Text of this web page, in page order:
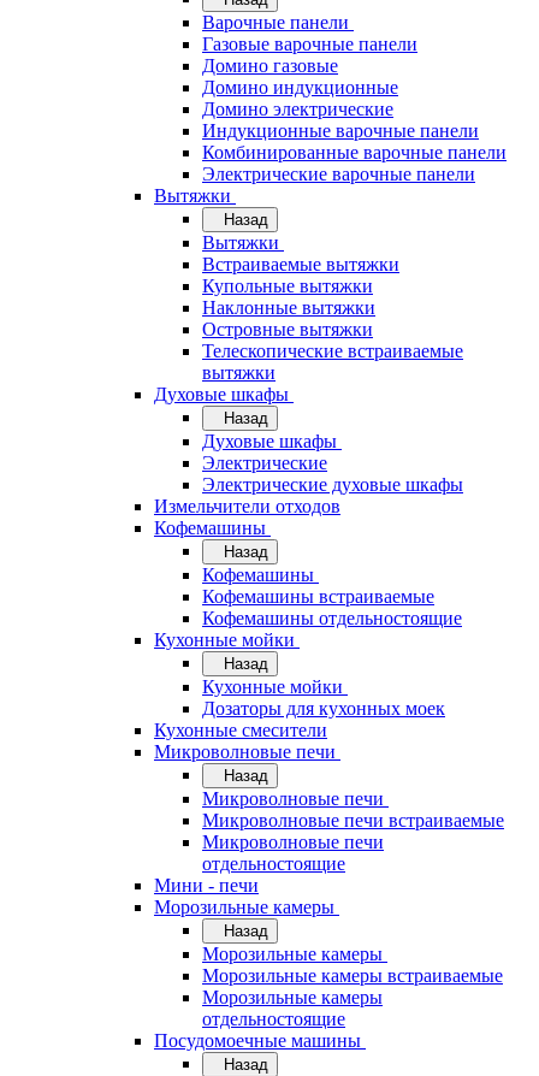
Варочные панели
Газовые варочные панели
Домино газовые
Домино индукционные
Домино электрические
Индукционные варочные панели
Комбинированные варочные панели
Электрические варочные панели
Вытяжки
Назад
Вытяжки
Встраиваемые вытяжки
Купольные вытяжки
Наклонные вытяжки
Островные вытяжки
Телескопические встраиваемые
вытяжки
Духовые шкафы
Назад
Духовые шкафы
Электрические
Электрические духовые шкафы
Измельчители отходов
Кофемашины
Назад
Кофемашины
Кофемашины встраиваемые
Кофемашины отдельностоящие
Кухонные мойки
Назад
Кухонные мойки
Дозаторы для кухонных моек
Кухонные смесители
Микроволновые печи
Назад
Микроволновые печи
Микроволновые печи встраиваемые
Микроволновые печи
отдельностоящие
Мини - печи
Морозильные камеры
Назад
Морозильные камеры
Морозильные камеры встраиваемые
Морозильные камеры
отдельностоящие
Посудомоечные машины
Назад